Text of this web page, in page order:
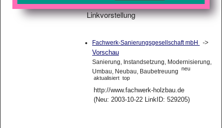
Linkvorstellung
Fachwerk-Sanierungsgesellschaft mbH
->
Vorschau
Sanierung, Instandsetzung, Modernisierung,
Umbau, Neubau, Baubetreuung neu
aktualisiert top
http://www.fachwerk-holzbau.de
(Neu: 2003-10-22 LinkID: 529205)